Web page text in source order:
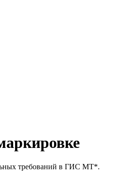
требований в ГИС МТ*.